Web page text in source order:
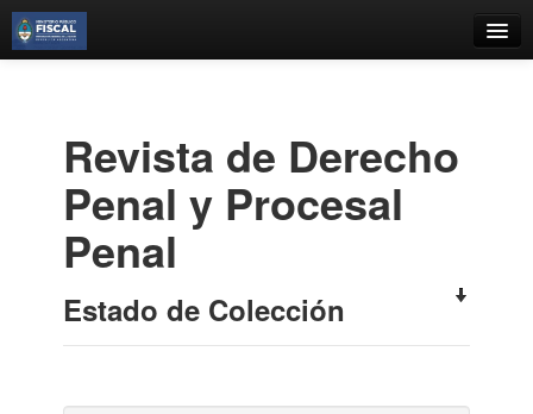
Estantes Virtuales
Contacto
Iniciar sesión
Revista de Derecho
Penal y Procesal
Penal
Estado de Colección